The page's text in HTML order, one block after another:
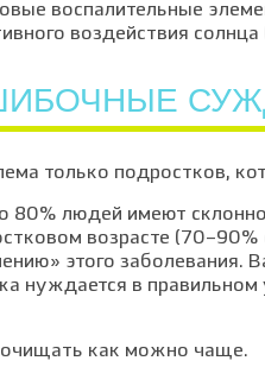
воспалительные
воздействия
только подростков,
80% людей имеют
возрасте
этого заболевания.
нуждается в
как можно чаще.